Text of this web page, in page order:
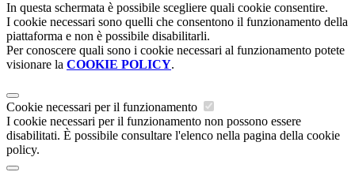
In questa schermata è possibile scegliere quali cookie consentire.
I cookie necessari sono quelli che consentono il funzionamento della
piattaforma e non è possibile disabilitarli.
Per conoscere quali sono i cookie necessari al funzionamento potete
visionare la COOKIE POLICY.
Cookie necessari per il funzionamento
I cookie necessari per il funzionamento non possono essere
disabilitati. È possibile consultare l'elenco nella pagina della cookie
policy.